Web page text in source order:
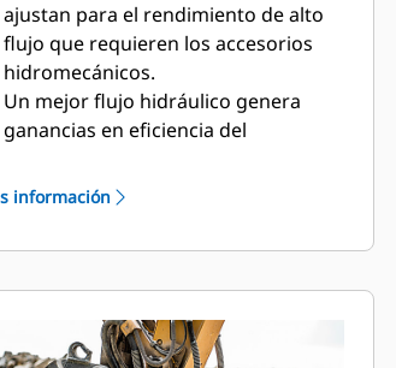
ajustan para el rendimiento de alto
flujo que requieren los accesorios
hidromecánicos.
Un mejor flujo hidráulico genera
ganancias en eficiencia del
hidráulico tiene menos restricciones.
contaminación del sistema
de fallas crean un sistema para el
flujo de fluido hidráulico, sin que
información